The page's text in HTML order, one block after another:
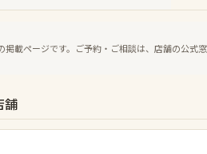
掲載ページです。ご予約・ご相談は、店舗の公式
舗